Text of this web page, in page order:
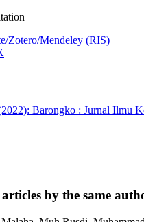
Zotero/Mendeley (RIS)
Barongko : Jurnal Ilmu
by the same